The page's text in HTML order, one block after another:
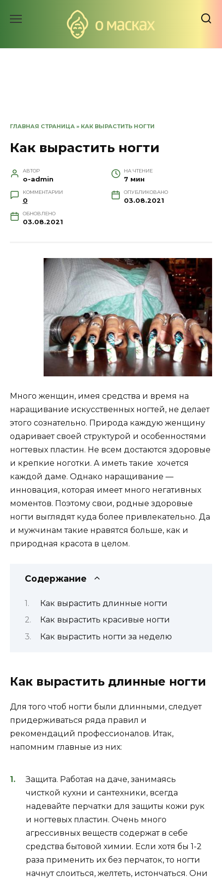
ГЛАВНАЯ СТРАНИЦА » КАК ВЫРАСТИТЬ НОГТИ
Как вырастить ногти
АВТОР
o-admin
НА ЧТЕНИЕ
7 мин
КОММЕНТАРИИ
0
ОПУБЛИКОВАНО
03.08.2021
ОБНОВЛЕНО
03.08.2021
Много женщин, имея средства и время на
наращивание искусственных ногтей, не делает
этого сознательно. Природа каждую женщину
одаривает своей структурой и особенностями
ногтевых пластин. Не всем достаются здоровые
и крепкие ноготки. А иметь такие хочется
каждой даме. Однако наращивание —
инновация, которая имеет много негативных
моментов. Поэтому свои, родные здоровые
ногти выглядят куда более привлекательно. Да
и мужчинам такие нравятся больше, как и
природная красота в целом.
Содержание
Как вырастить длинные ногти
Как вырастить красивые ногти
Как вырастить ногти за неделю
Как вырастить длинные ногти
Для того чтоб ногти были длинными, следует
придерживаться ряда правил и
рекомендаций профессионалов. Итак,
напомним главные из них:
Защита. Работая на даче, занимаясь
чисткой кухни и сантехники, всегда
надевайте перчатки для защиты кожи рук
и ногтевых пластин. Очень много
агрессивных веществ содержат в себе
средства бытовой химии. Если хотя бы 1-2
раза применить их без перчаток, то ногти
начнут слоиться, желтеть, истончаться. Они